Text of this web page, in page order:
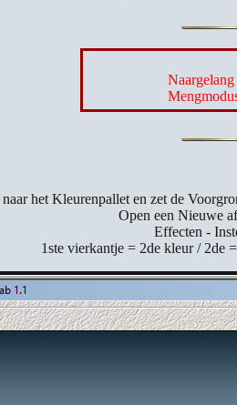
het Kleurenpallet en zet de
Open een Nieuwe
Effecten -
1ste vierkantje = 2de kleur / 2de